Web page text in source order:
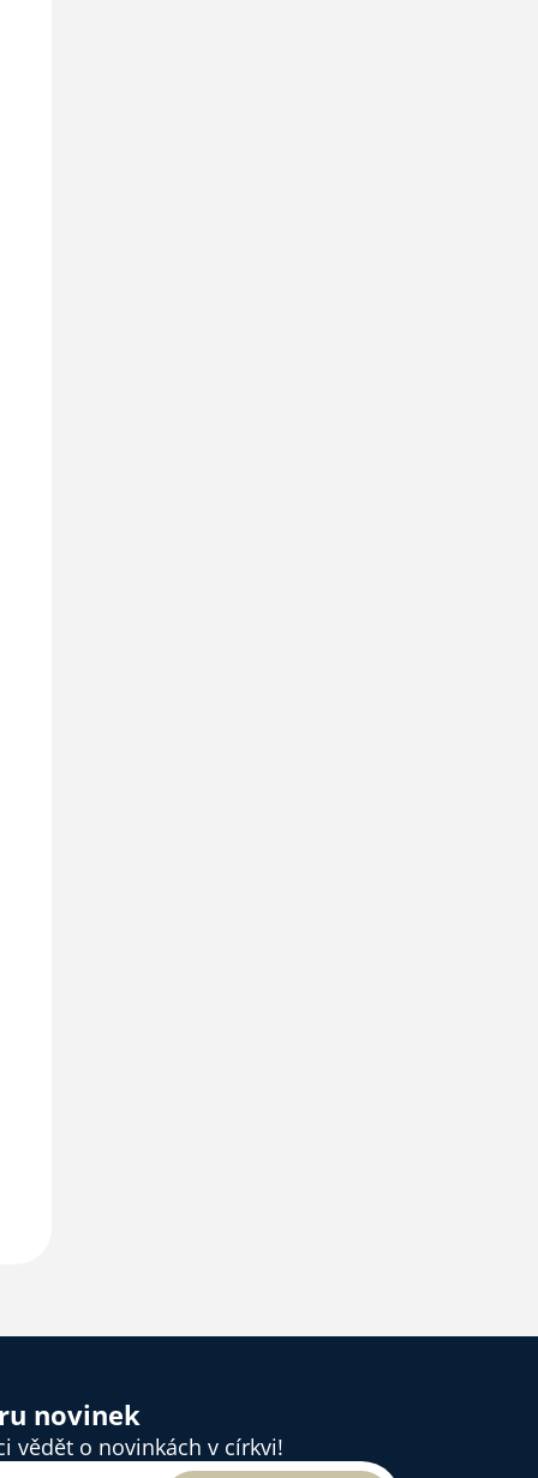
novinek
vědět o novinkách v církvi!